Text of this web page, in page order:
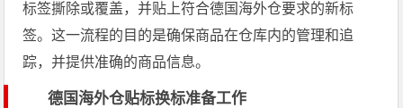
标签撕除或覆盖，并贴上符合德国海外仓要求的新标
签。这一流程的目的是确保商品在仓库内的管理和追
踪，并提供准确的商品信息。
德国海外仓贴标换标准备工作